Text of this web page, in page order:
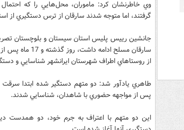
وي خاطرنشان كرد: ماموران، محل‌هايي را كه
گرفتند، اما متوجه شدند سارقان از ترس دستگيري از
جانشين رييس پليس استان سيستان و بلوچستان
سارقان مسلح
از روستاهاي اطراف شهرستان ايرانشهر شناسايي و
طاهري يادآور شد: دو متهم دستگير شده ابتدا سرقت از
پس از مواجهه حضوري با شاهدان، شناسايي شدند.
اين دو متهم با اعتراف به جرم خود، دو همدست